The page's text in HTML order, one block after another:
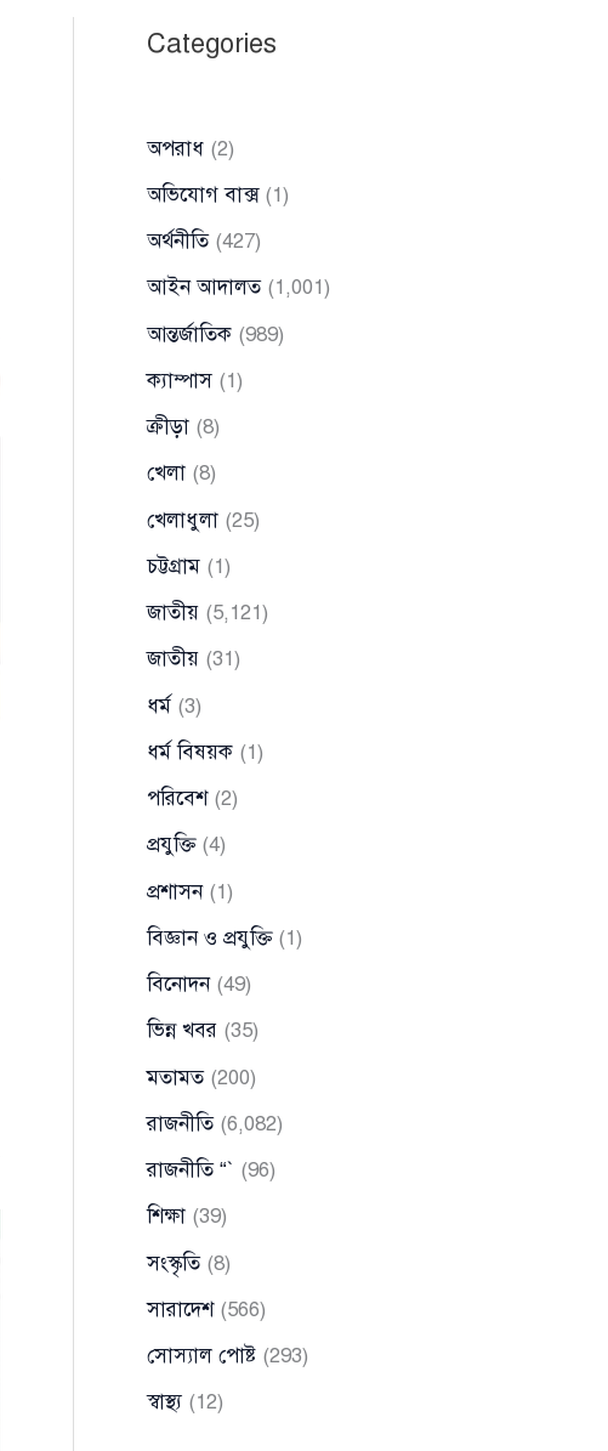
Categories
অপরাধ (2)
অভিযোগ বাক্স(1)
অর্থনীতি(427)
আইন আদালত(1,001)
আন্তর্জাতিক (989)
ক্যাম্পাস (1)
ক্রীড়া (8)
খেলা (8)
খেলাধুলা (25)
চট্টগ্রাম (1)
জাতীয় (5,121)
জাতীয় (31)
ধর্ম (3)
ধর্ম বিষয়ক (1)
পরিবেশ(2)
প্রযুক্তি(4)
প্রশাসন(1)
বিজ্ঞান ও প্রযুক্তি(1)
বিনোদন(49)
ভিন্ন খবর (35)
মতামত(200)
রাজনীতি(6,082)
রাজনীতি “` (96)
শিক্ষা (39)
সংস্কৃতি(8)
সারাদেশ(566)
সোস্যাল পোষ্ট (293)
স্বাস্থ্য (12)